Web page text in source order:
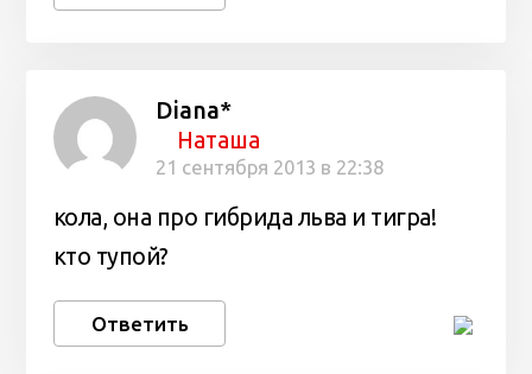
Diana*
Наташа
21 сентября 2013 в 22:38
кола, она про гибрида льва и тигра!
кто тупой?
Ответить